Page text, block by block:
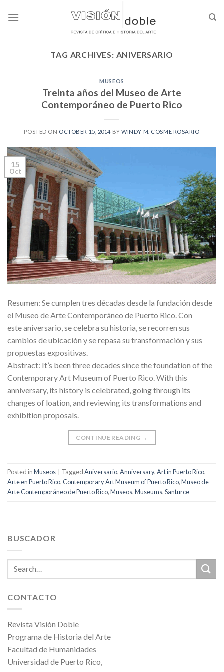
TAG ARCHIVES: ANIVERSARIO
MUSEOS
Treinta años del Museo de Arte
Contemporáneo de Puerto Rico
POSTED ON OCTOBER 15, 2014 BYWINDY M. COSME ROSARIO
15
Oct
Resumen: Se cumplen tres décadas desde la fundación desde
el Museo de Arte Contemporáneo de Puerto Rico. Con
este aniversario, se celebra su historia, se recorren sus
cambios de ubicación y se repasa su transformación y sus
propuestas expositivas.
Abstract: It’s been three decades since the foundation of the
Contemporary Art Museum of Puerto Rico. With this
anniversary, its history is celebrated, going through its
changes of loation, and reviewing its transformations and
exhibition proposals.
CONTINUE READING →
Posted inMuseos TaggedAniversario,Anniversary,Art in Puerto Rico,
Arte en Puerto Rico,Contemporary Art Museum of Puerto Rico,Museo de
Arte Contemporáneo de Puerto Rico,Museos,Museums,Santurce
BUSCADOR
CONTACTO
Revista Visión Doble
Programa de Historia del Arte
Facultad de Humanidades
Universidad de Puerto Rico,